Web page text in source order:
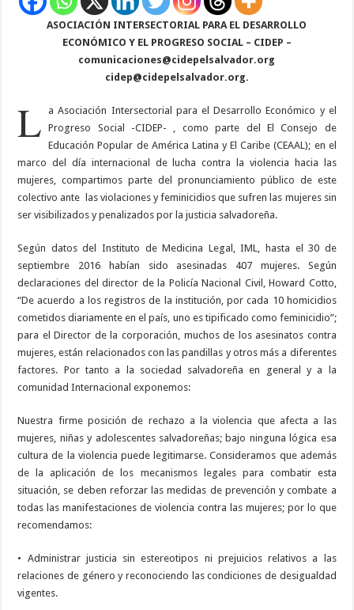
ASOCIACIÓN INTERSECTORIAL PARA EL DESARROLLO
ECONÓMICO Y EL PROGRESO SOCIAL – CIDEP –
comunicaciones@cidepelsalvador.org
cidep@cidepelsalvador.org.
L
a Asociación Intersectorial para el Desarrollo Económico y el
Progreso Social -CIDEP- , como parte del El Consejo de
Educación Popular de América Latina y El Caribe (CEAAL); en el
marco del día internacional de lucha contra la violencia hacia las
mujeres, compartimos parte del pronunciamiento público de este
colectivo ante
las violaciones y feminicidios que sufren las mujeres sin
ser visibilizados y penalizados por la justicia salvadoreña.
Según datos del Instituto de Medicina Legal, IML, hasta el 30 de
septiembre 2016 habían sido asesinadas 407 mujeres. Según
declaraciones del director de la Policía Nacional Civil, Howard Cotto,
“De acuerdo a los registros de la institución, por cada 10 homicidios
cometidos diariamente en el país, uno es tipificado como feminicidio”;
para el Director de la corporación, muchos de los asesinatos contra
mujeres, están relacionados con las pandillas y otros más a diferentes
factores. Por tanto a la sociedad salvadoreña en general y a la
comunidad Internacional exponemos:
Nuestra firme posición de rechazo a la violencia que afecta a las
mujeres, niñas y adolescentes salvadoreñas; bajo ninguna lógica esa
cultura de la violencia puede legitimarse. Consideramos que además
de la aplicación de los mecanismos legales para combatir esta
situación, se deben reforzar las medidas de prevención y combate a
todas las manifestaciones de violencia contra las mujeres; por lo que
recomendamos:
• Administrar justicia sin estereotipos ni prejuicios relativos a las
relaciones de género y reconociendo las condiciones de desigualdad
vigentes.